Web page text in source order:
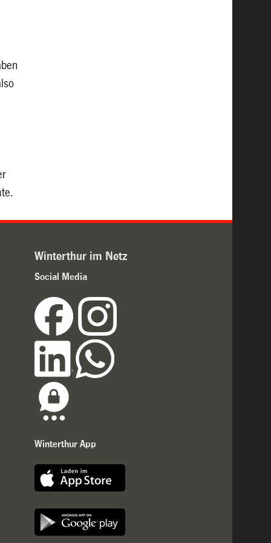
Winterthur im Netz
Social Media
Winterthur App